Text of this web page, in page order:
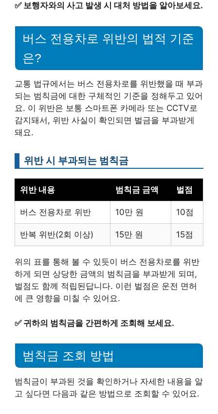
✅ 보행자와의 사고 발생 시 대처 방법을 알아보세요.
버스 전용차로 위반의 법적 기준
은?
교통 법규에서는 버스 전용차로를 위반했을 때 부과
되는 범칙금에 대한 구체적인 기준을 정해두고 있어
요. 이 위반은 보통 스마트폰 카메라 또는 CCTV로
감지돼서, 위반 사실이 확인되면 벌금을 부과받게
돼요.
위반 시 부과되는 범칙금
위반 내용 범칙금 금액 벌점
버스 전용차로 위반 10만 원 10점
반복 위반(2회 이상) 15만 원 15점
위의 표를 통해 볼 수 있듯이 버스 전용차로를 위반
하게 되면 상당한 금액의 범칙금을 부과받게 되며,
벌점도 함께 적립된답니다. 이런 벌점은 운전 면허
에 큰 영향을 미칠 수 있어요.
✅ 귀하의 범칙금을 간편하게 조회해 보세요.
범칙금 조회 방법
범칙금이 부과된 것을 확인하거나 자세한 내용을 알
고 싶다면 다음과 같은 방법으로 조회할 수 있어요.